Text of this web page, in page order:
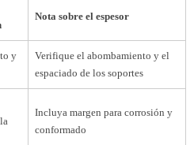
Nota sobre el espesor
y
Verifique el abombamiento y el
espaciado de los soportes
Incluya margen para corrosión y
conformado